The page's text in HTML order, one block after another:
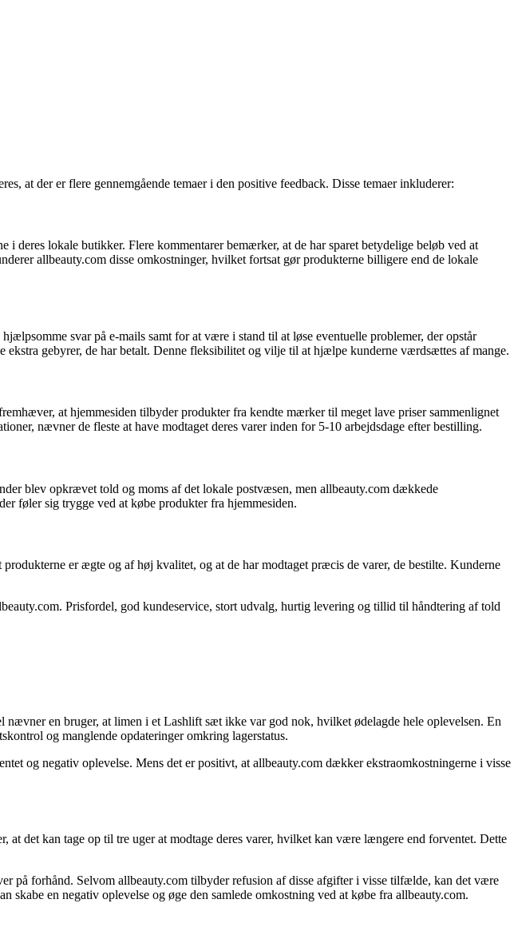
at der er flere gennemgående temaer i den positive feedback. Disse temaer inkluderer:
deres lokale butikker. Flere kommentarer bemærker, at de har sparet betydelige beløb ved at
allbeauty.com disse omkostninger, hvilket fortsat gør produkterne billigere end de lokale
svar på e-mails samt for at være i stand til at løse eventuelle problemer, der opstår
gebyrer, de har betalt. Denne fleksibilitet og vilje til at hjælpe kunderne værdsættes af mange.
at hjemmesiden tilbyder produkter fra kendte mærker til meget lave priser sammenlignet
nævner de fleste at have modtaget deres varer inden for 5-10 arbejdsdage efter bestilling.
blev opkrævet told og moms af det lokale postvæsen, men allbeauty.com dækkede
føler sig trygge ved at købe produkter fra hjemmesiden.
er ægte og af høj kvalitet, og at de har modtaget præcis de varer, de bestilte. Kunderne
Prisfordel, god kundeservice, stort udvalg, hurtig levering og tillid til håndtering af told
en bruger, at limen i et Lashlift sæt ikke var god nok, hvilket ødelagde hele oplevelsen. En
og manglende opdateringer omkring lagerstatus.
og negativ oplevelse. Mens det er positivt, at allbeauty.com dækker ekstraomkostningerne i visse
det kan tage op til tre uger at modtage deres varer, hvilket kan være længere end forventet. Dette
på forhånd. Selvom allbeauty.com tilbyder refusion af disse afgifter i visse tilfælde, kan det være
en negativ oplevelse og øge den samlede omkostning ved at købe fra allbeauty.com.